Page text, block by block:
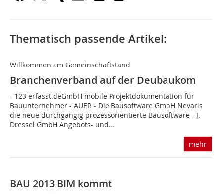
Thematisch passende Artikel:
Willkommen am Gemeinschaftstand
Branchenverband auf der Deubaukom
- 123 erfasst.deGmbH mobile Projektdokumentation für
Bauunternehmer - AUER - Die Bausoftware GmbH Nevaris
die neue durchgängig prozessorientierte Bausoftware - J.
Dressel GmbH Angebots- und...
mehr
BAU 2013 BIM kommt